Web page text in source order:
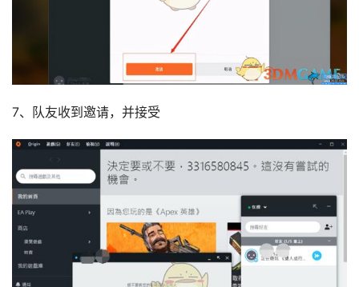
7、队友收到邀请，并接受